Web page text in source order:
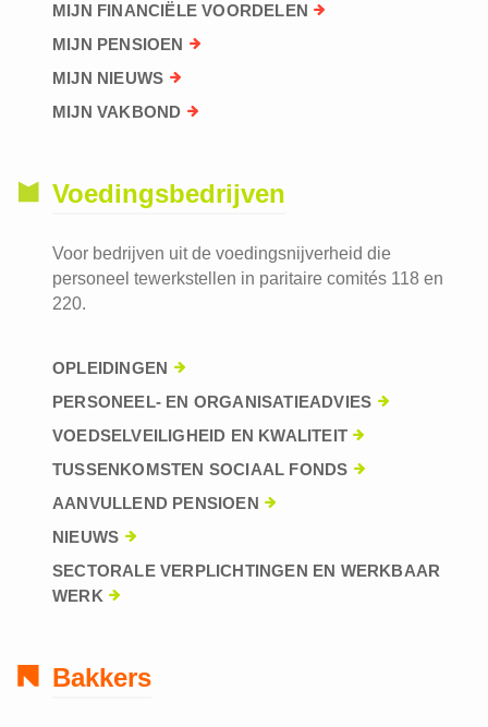
MIJN FINANCIËLE VOORDELEN
MIJN PENSIOEN
MIJN NIEUWS
MIJN VAKBOND
Voedingsbedrijven
Voor bedrijven uit de voedingsnijverheid die
personeel tewerkstellen in paritaire comités 118 en
220.
OPLEIDINGEN
PERSONEEL- EN ORGANISATIEADVIES
VOEDSELVEILIGHEID EN KWALITEIT
TUSSENKOMSTEN SOCIAAL FONDS
AANVULLEND PENSIOEN
NIEUWS
SECTORALE VERPLICHTINGEN EN WERKBAAR
WERK
Bakkers